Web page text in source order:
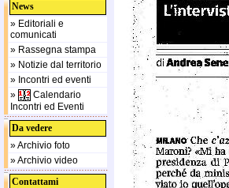
News
» Editoriali e
comunicati
» Rassegna stampa
» Notizie dal territorio
» Incontri ed eventi
»
Calendario
Incontri ed Eventi
Da vedere
» Archivio foto
» Archivio video
Contattami